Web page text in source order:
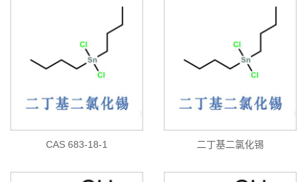
CAS 683-18-1 二丁基二氯化锡